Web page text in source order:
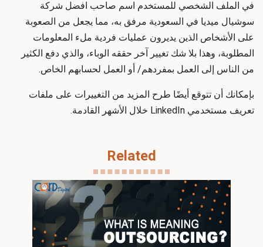
في الملف الشخصي للمستخدم اسم صاحب افضل شركة
سوشيال ميديا في السعودية مرفق به، مما يجعل من الصعوبة
على الأشخاص الذين يديرون عمليات فردية ملء المعلومات
المطلوبة، وهذا بلا شك تغيير آخر حققه الوباء، والذي دفع الكثير
من الناس إلى العمل بمفردهم/ أو العمل لحسابهم الخاص.
بإمكانك أن تتوقع أيضًا طرح المزيد من التغييرات على ملفات
تعريف مستخدمي LinkedIn خلال الأشهر القادمة.
Related